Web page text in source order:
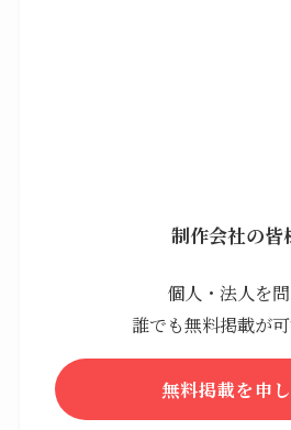
制作会社の皆
個人・法人を
誰でも無料掲載が可
無料掲載を申